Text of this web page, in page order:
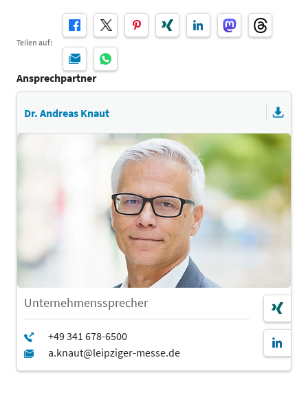
Teilen auf:
Ansprechpartner
Dr. Andreas Knaut
Unternehmenssprecher